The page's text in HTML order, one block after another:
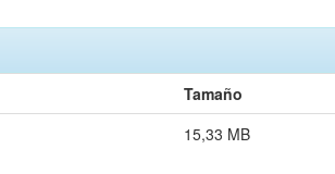
Tamaño
15,33 MB